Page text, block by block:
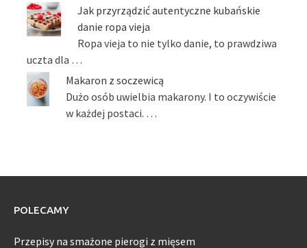
Jak przyrządzić autentyczne kubańskie
danie ropa vieja
Ropa vieja to nie tylko danie, to prawdziwa
uczta dla …
Makaron z soczewicą
Dużo osób uwielbia makarony. I to oczywiście
w każdej postaci. …
POLECAMY
Przepisy na smażone pierogi z mięsem